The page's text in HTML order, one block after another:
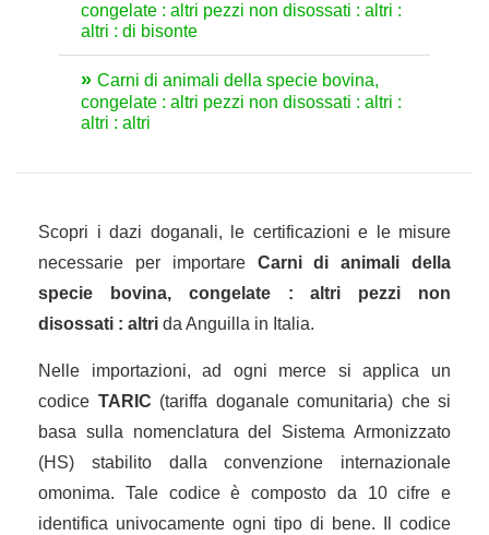
congelate : altri pezzi non disossati : altri :
altri : di bisonte
Carni di animali della specie bovina,
congelate : altri pezzi non disossati : altri :
altri : altri
Scopri i dazi doganali, le certificazioni e le misure
necessarie per importare Carni di animali della
specie bovina, congelate : altri pezzi non
disossati : altri da Anguilla in Italia.
Nelle importazioni, ad ogni merce si applica un
codice TARIC (tariffa doganale comunitaria) che si
basa sulla nomenclatura del Sistema Armonizzato
(HS) stabilito dalla convenzione internazionale
omonima. Tale codice è composto da 10 cifre e
identifica univocamente ogni tipo di bene. Il codice